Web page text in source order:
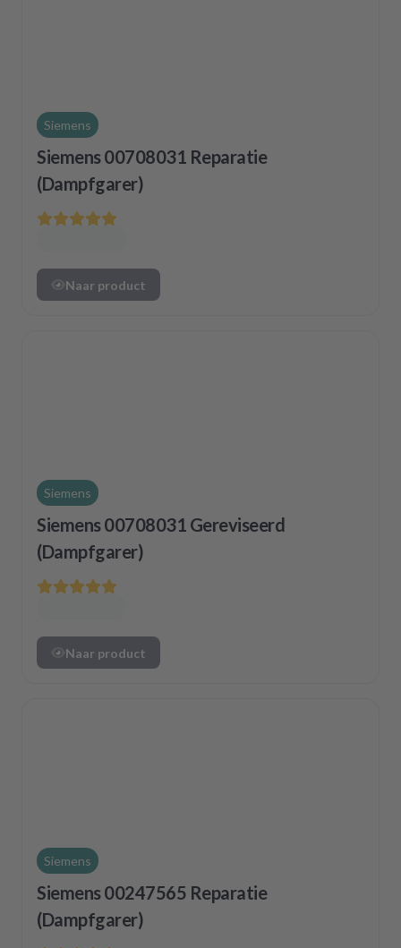
Siemens
Siemens 00708031 Reparatie
(Dampfgarer)
Naar product
Siemens
Siemens 00708031 Gereviseerd
(Dampfgarer)
Naar product
Siemens
Siemens 00247565 Reparatie
(Dampfgarer)